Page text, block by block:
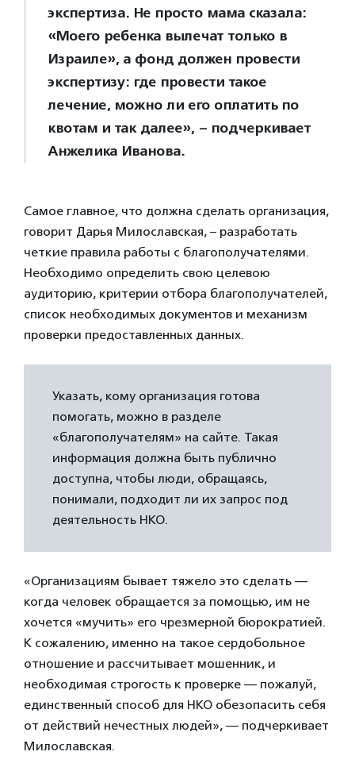
экспертиза. Не просто мама сказала:
«Моего ребенка вылечат только в
Израиле», а фонд должен провести
экспертизу: где провести такое
лечение, можно ли его оплатить по
квотам и так далее», – подчеркивает
Анжелика Иванова.
Самое главное, что должна сделать организация,
говорит Дарья Милославская, – разработать
четкие правила работы с благополучателями.
Необходимо определить свою целевою
аудиторию, критерии отбора благополучателей,
список необходимых документов и механизм
проверки предоставленных данных.
Указать, кому организация готова
помогать, можно в разделе
«благополучателям» на сайте. Такая
информация должна быть публично
доступна, чтобы люди, обращаясь,
понимали, подходит ли их запрос под
деятельность НКО.
«Организациям бывает тяжело это сделать —
когда человек обращается за помощью, им не
хочется «мучить» его чрезмерной бюрократией.
К сожалению, именно на такое сердобольное
отношение и рассчитывает мошенник, и
необходимая строгость к проверке — пожалуй,
единственный способ для НКО обезопасить себя
от действий нечестных людей», — подчеркивает
Милославская.